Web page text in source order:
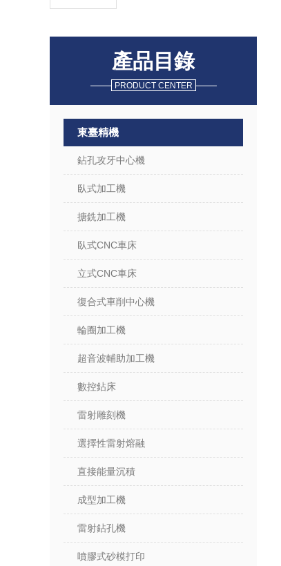
產品目錄
PRODUCT CENTER
東臺精機
鉆孔攻牙中心機
臥式加工機
搪銑加工機
臥式CNC車床
立式CNC車床
復合式車削中心機
輪圈加工機
超音波輔助加工機
數控鉆床
雷射雕刻機
選擇性雷射熔融
直接能量沉積
成型加工機
雷射鉆孔機
噴膠式砂模打印